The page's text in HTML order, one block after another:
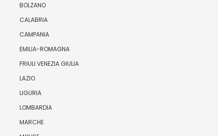
BOLZANO
CALABRIA
CAMPANIA
EMILIA-ROMAGNA
FRIULI VENEZIA GIULIA
LAZIO
LIGURIA
LOMBARDIA
MARCHE